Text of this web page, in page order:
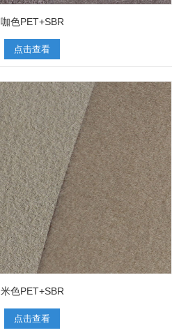
咖色PET+SBR
点击查看
米色PET+SBR
点击查看